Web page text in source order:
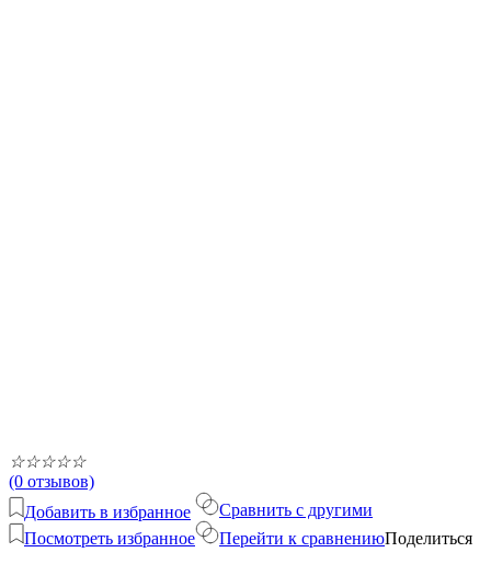
☆☆☆☆☆
(0 отзывов)
Добавить в избранное
Посмотреть избранное
Сравнить с другими
Перейти к сравнениюПоделиться